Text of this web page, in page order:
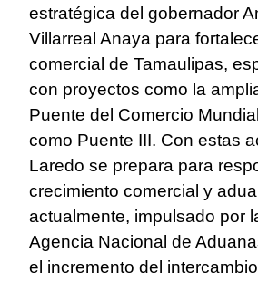
estratégica del gobernador
Villarreal Anaya para
comercial de Tamaulipas,
con proyectos como la
Puente del Comercio
como Puente III. Con estas
Laredo se prepara para
crecimiento comercial y
actualmente, impulsado por
Agencia Nacional de
el incremento del